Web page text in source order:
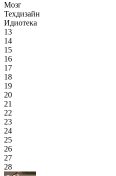
Мозг
Техдизайн
Идиотека
13
14
15
16
17
18
19
20
21
22
23
24
25
26
27
28